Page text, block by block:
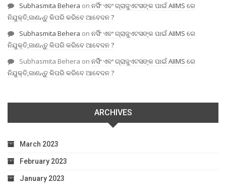
Subhasmita Behera on ନର୍ସିଂ ଏବଂ ଗ୍ରାଜୁଏଟସଙ୍କ ପାଇଁ AIIMS ରେ
ନିଯୁକ୍ତି,ଜାଣନ୍ତୁ କିପରି କରିବେ ଆବେଦନ ?
Subhasmita Behera on ନର୍ସିଂ ଏବଂ ଗ୍ରାଜୁଏଟସଙ୍କ ପାଇଁ AIIMS ରେ
ନିଯୁକ୍ତି,ଜାଣନ୍ତୁ କିପରି କରିବେ ଆବେଦନ ?
Subhasmita Behera on ନର୍ସିଂ ଏବଂ ଗ୍ରାଜୁଏଟସଙ୍କ ପାଇଁ AIIMS ରେ
ନିଯୁକ୍ତି,ଜାଣନ୍ତୁ କିପରି କରିବେ ଆବେଦନ ?
ARCHIVES
March 2023
February 2023
January 2023